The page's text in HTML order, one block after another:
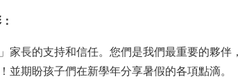
家長的支持和信任。您們是我們最重要的夥
並期盼孩子們在新學年分享暑假的各項點滴。